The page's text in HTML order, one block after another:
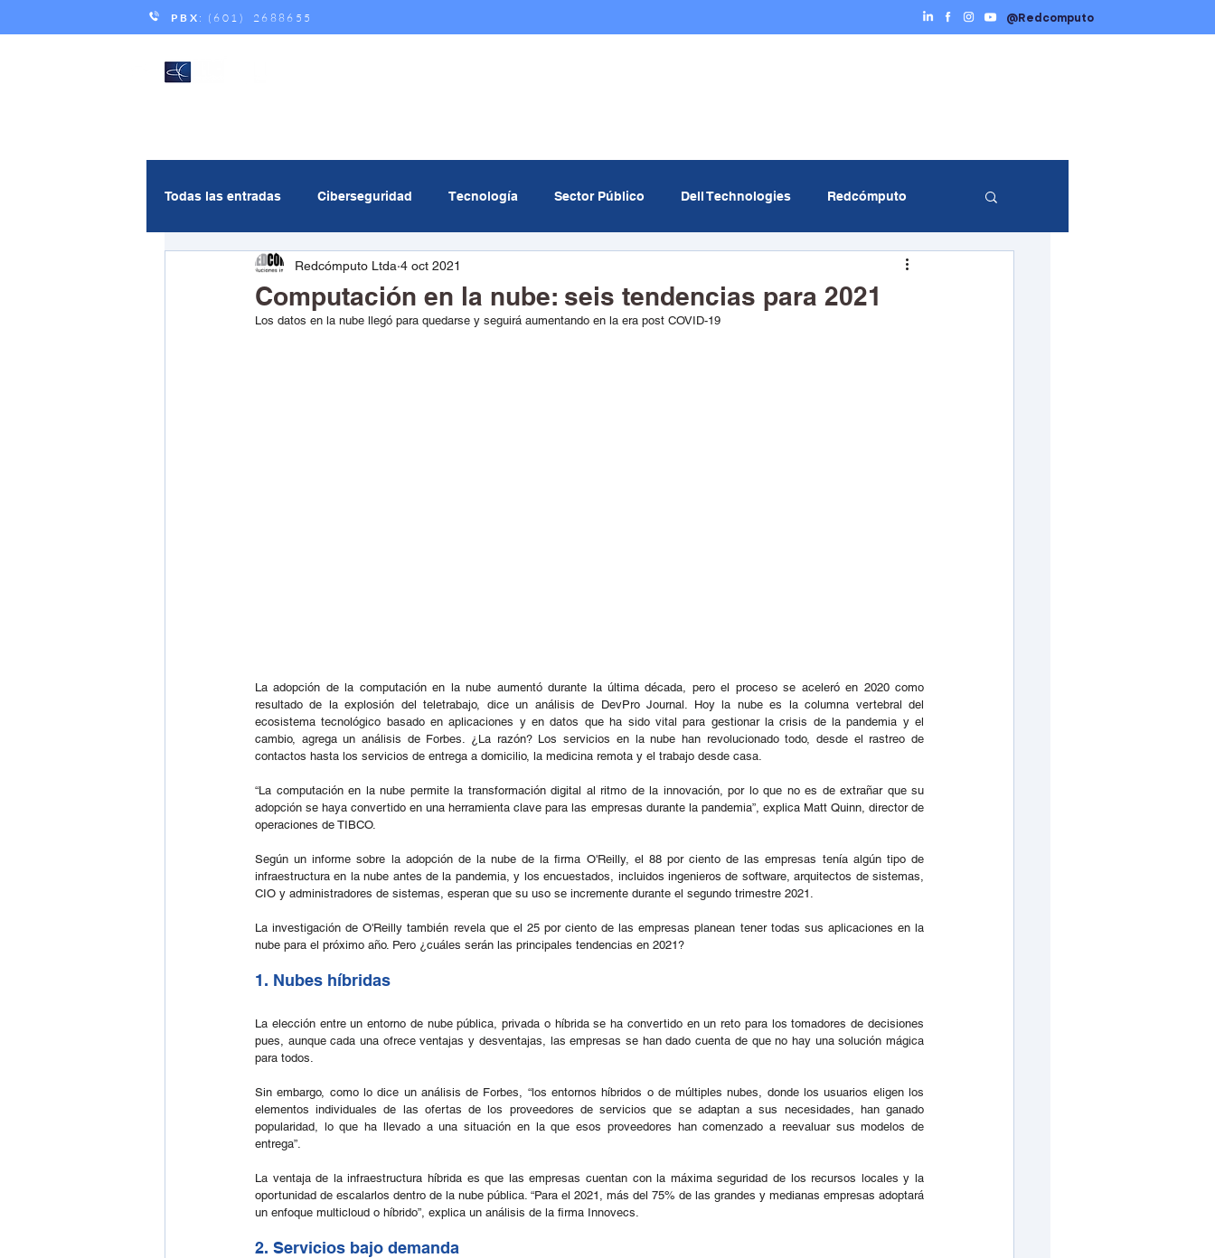
PBX : (601) 2688655 @Redcomputo
Todas las entradas Ciberseguridad Tecnología Sector Público Dell Technologies Redcómputo
Gestión de servicios Andicom MinTIC Eventos Redcómputo
Computación en la nube: seis tendencias para 2021
Redcómputo Ltda 4 oct 2021
Los datos en la nube llegó para quedarse y seguirá aumentando en la era post COVID-19
La adopción de la computación en la nube aumentó durante la última década, pero el proceso se aceleró en 2020 como
resultado de la explosión del teletrabajo, dice un análisis de DevPro Journal. Hoy la nube es la columna vertebral del
ecosistema tecnológico basado en aplicaciones y en datos que ha sido vital para gestionar la crisis de la pandemia y el
cambio, agrega un análisis de Forbes. ¿La razón? Los servicios en la nube han revolucionado todo, desde el rastreo de
contactos hasta los servicios de entrega a domicilio, la medicina remota y el trabajo desde casa.
“La computación en la nube permite la transformación digital al ritmo de la innovación, por lo que no es de extrañar que su
adopción se haya convertido en una herramienta clave para las empresas durante la pandemia”, explica Matt Quinn, director de
operaciones de TIBCO.
Según un informe sobre la adopción de la nube de la firma O'Reilly, el 88 por ciento de las empresas tenía algún tipo de
infraestructura en la nube antes de la pandemia, y los encuestados, incluidos ingenieros de software, arquitectos de sistemas,
CIO y administradores de sistemas, esperan que su uso se incremente durante el segundo trimestre 2021.
La investigación de O'Reilly también revela que el 25 por ciento de las empresas planean tener todas sus aplicaciones en la
nube para el próximo año. Pero ¿cuáles serán las principales tendencias en 2021?
1. Nubes híbridas
La elección entre un entorno de nube pública, privada o híbrida se ha convertido en un reto para los tomadores de decisiones
pues, aunque cada una ofrece ventajas y desventajas, las empresas se han dado cuenta de que no hay una solución mágica
para todos.
Sin embargo, como lo dice un análisis de Forbes, “los entornos híbridos o de múltiples nubes, donde los usuarios eligen los
elementos individuales de las ofertas de los proveedores de servicios que se adaptan a sus necesidades, han ganado
popularidad, lo que ha llevado a una situación en la que esos proveedores han comenzado a reevaluar sus modelos de
entrega”.
La ventaja de la infraestructura híbrida es que las empresas cuentan con la máxima seguridad de los recursos locales y la
oportunidad de escalarlos dentro de la nube pública. “Para el 2021, más del 75% de las grandes y medianas empresas adoptará
un enfoque multicloud o híbrido”, explica un análisis de la firma Innovecs.
2. Servicios bajo demanda